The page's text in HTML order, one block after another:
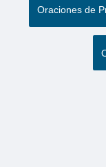
Oraciones de